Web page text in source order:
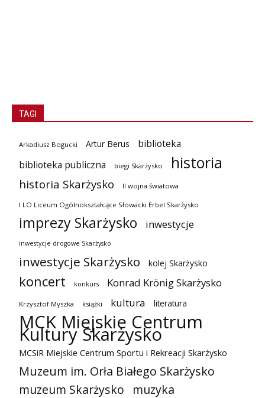
TAGI
Arkadiusz Bogucki Artur Berus
biblioteka
biblioteka publiczna
biegi Skarżysko historia
historia Skarżysko II wojna światowa
I LO Liceum Ogólnokształcące Słowacki Erbel Skarżysko
imprezy Skarżysko inwestycje
inwestycje drogowe Skarżysko
inwestycje Skarżysko kolej Skarżysko
koncert konkurs Konrad Krönig Skarżysko
Krzysztof Myszka książki kultura literatura
MCK Miejskie Centrum
Kultury Skarżysko
MCSiR Miejskie Centrum Sportu i Rekreacji Skarżysko
Muzeum im. Orła Białego Skarżysko
muzeum Skarżysko
muzyka